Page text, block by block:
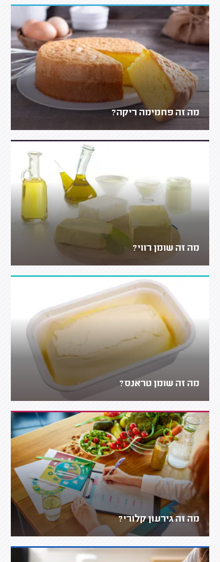
מה זה פחמימה ריקה?
מה זה שומן רווי?
מה זה שומן טראנס?
מה זה גירעון קלורי?